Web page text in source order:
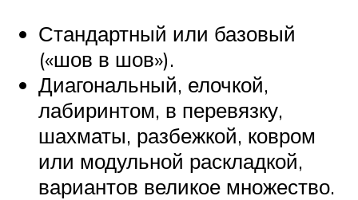
Стандартный или базовый
(«шов в шов»).
Диагональный, елочкой,
лабиринтом, в перевязку,
шахматы, разбежкой, ковром
или модульной раскладкой,
вариантов великое множество.